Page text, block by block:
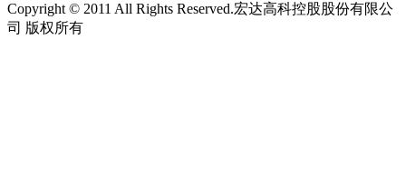
Copyright © 2011 All Rights Reserved.宏达高科控股股份有限公
司 版权所有